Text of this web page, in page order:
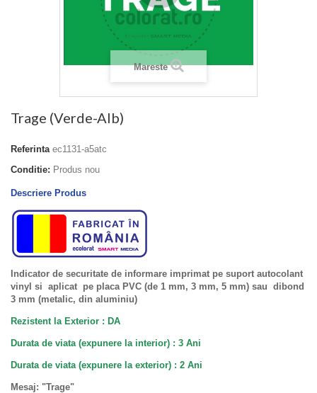
Mareste
Trage (Verde-Alb)
Referinta ec1131-a5atc
Conditie: Produs nou
Descriere Produs
Indicator de securitate de informare imprimat pe suport autocolant
vinyl si aplicat pe placa PVC (de 1 mm, 3 mm, 5 mm) sau dibond
3 mm (metalic, din aluminiu)
Rezistent la Exterior : DA
Durata de viata (expunere la interior) : 3 Ani
Durata de viata (expunere la exterior) : 2 Ani
Mesaj: "Trage"